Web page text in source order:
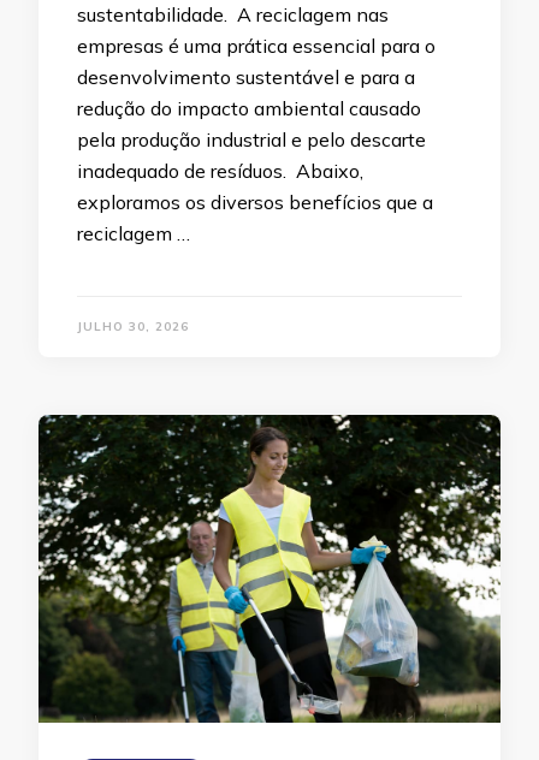
sustentabilidade. A reciclagem nas
empresas é uma prática essencial para o
desenvolvimento sustentável e para a
redução do impacto ambiental causado
pela produção industrial e pelo descarte
inadequado de resíduos. Abaixo,
exploramos os diversos benefícios que a
reciclagem …
JULHO 30, 2026